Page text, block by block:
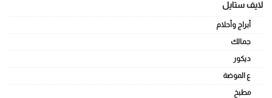
لايف ستايل
أبراج وأحلام
جمالك
ديكور
ع الموضة
مطبخ